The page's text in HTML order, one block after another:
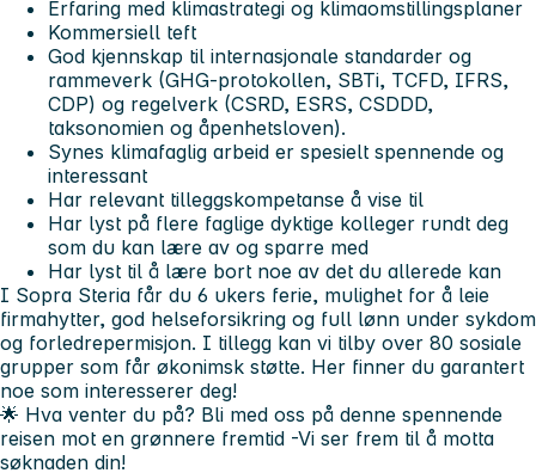
Erfaring med klimastrategi og klimaomstillingsplaner
Kommersiell teft
God kjennskap til internasjonale standarder og
rammeverk (GHG-protokollen, SBTi, TCFD, IFRS,
CDP) og regelverk (CSRD, ESRS, CSDDD,
taksonomien og åpenhetsloven).
Synes klimafaglig arbeid er spesielt spennende og
interessant
Har relevant tilleggskompetanse å vise til
Har lyst på flere faglige dyktige kolleger rundt deg
som du kan lære av og sparre med
Har lyst til å lære bort noe av det du allerede kan
I Sopra Steria får du 6 ukers ferie, mulighet for å leie
firmahytter, god helseforsikring og full lønn under sykdom
og forledrepermisjon. I tillegg kan vi tilby over 80 sosiale
grupper som får økonimsk støtte. Her finner du garantert
noe som interesserer deg!
🌟 Hva venter du på? Bli med oss på denne spennende
reisen mot en grønnere fremtid -Vi ser frem til å motta
søknaden din!